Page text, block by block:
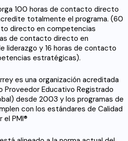
100 horas de contacto directo
totalmente el programa. (60
directo en competencias
de contacto directo en
liderazgo y 16 horas de contacto
estratégicas).
es una organización acreditada
Proveedor Educativo Registrado
desde 2003 y los programas de
con los estándares de Calidad
PMI®